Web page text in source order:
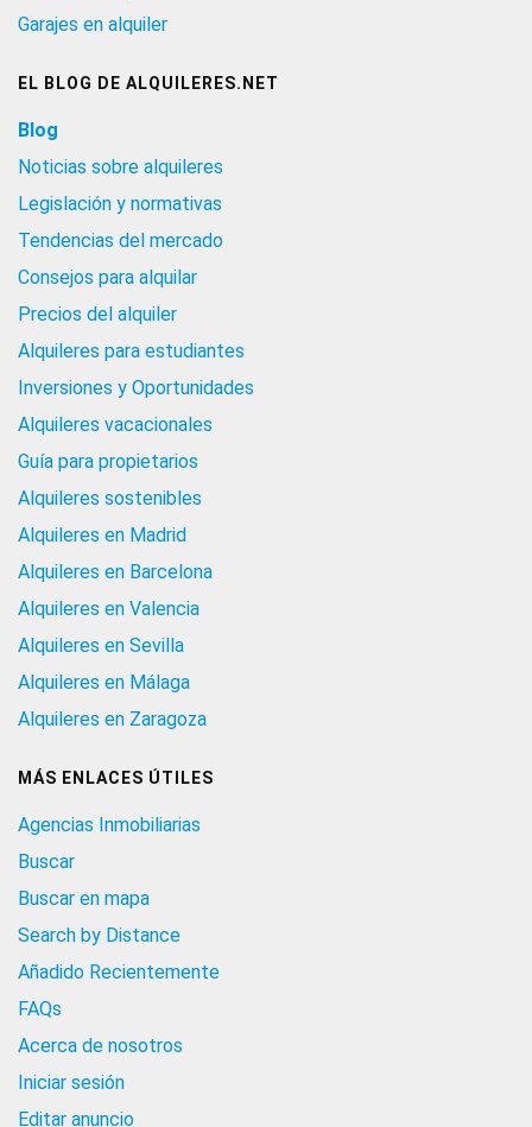
Garajes en alquiler
EL BLOG DE ALQUILERES.NET
Blog
Noticias sobre alquileres
Legislación y normativas
Tendencias del mercado
Consejos para alquilar
Precios del alquiler
Alquileres para estudiantes
Inversiones y Oportunidades
Alquileres vacacionales
Guía para propietarios
Alquileres sostenibles
Alquileres en Madrid
Alquileres en Barcelona
Alquileres en Valencia
Alquileres en Sevilla
Alquileres en Málaga
Alquileres en Zaragoza
MÁS ENLACES ÚTILES
Agencias Inmobiliarias
Buscar
Buscar en mapa
Search by Distance
Añadido Recientemente
FAQs
Acerca de nosotros
Iniciar sesión
Editar anuncio